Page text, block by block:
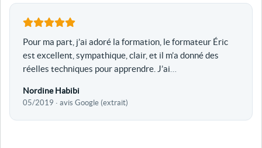
Pour ma part, j’ai adoré la formation, le formateur Éric
est excellent, sympathique, clair, et il m’a donné des
réelles techniques pour apprendre. J’ai
Nordine Habibi
05/2019 · avis Google (extrait)